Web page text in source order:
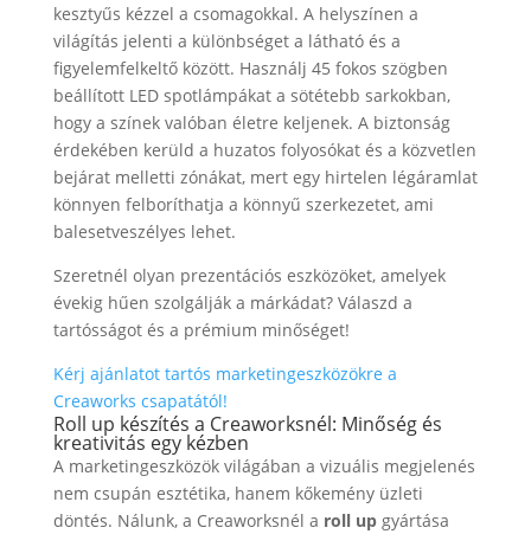
kesztyűs kézzel a csomagokkal. A helyszínen a
világítás jelenti a különbséget a látható és a
figyelemfelkeltő között. Használj 45 fokos szögben
beállított LED spotlámpákat a sötétebb sarkokban,
hogy a színek valóban életre keljenek. A biztonság
érdekében kerüld a huzatos folyosókat és a közvetlen
bejárat melletti zónákat, mert egy hirtelen légáramlat
könnyen felboríthatja a könnyű szerkezetet, ami
balesetveszélyes lehet.
Szeretnél olyan prezentációs eszközöket, amelyek
évekig hűen szolgálják a márkádat? Válaszd a
tartósságot és a prémium minőséget!
Kérj ajánlatot tartós marketingeszközökre a
Creaworks csapatától!
Roll up készítés a Creaworksnél: Minőség és
kreativitás egy kézben
A marketingeszközök világában a vizuális megjelenés
nem csupán esztétika, hanem kőkemény üzleti
döntés. Nálunk, a Creaworksnél a roll upgyártása